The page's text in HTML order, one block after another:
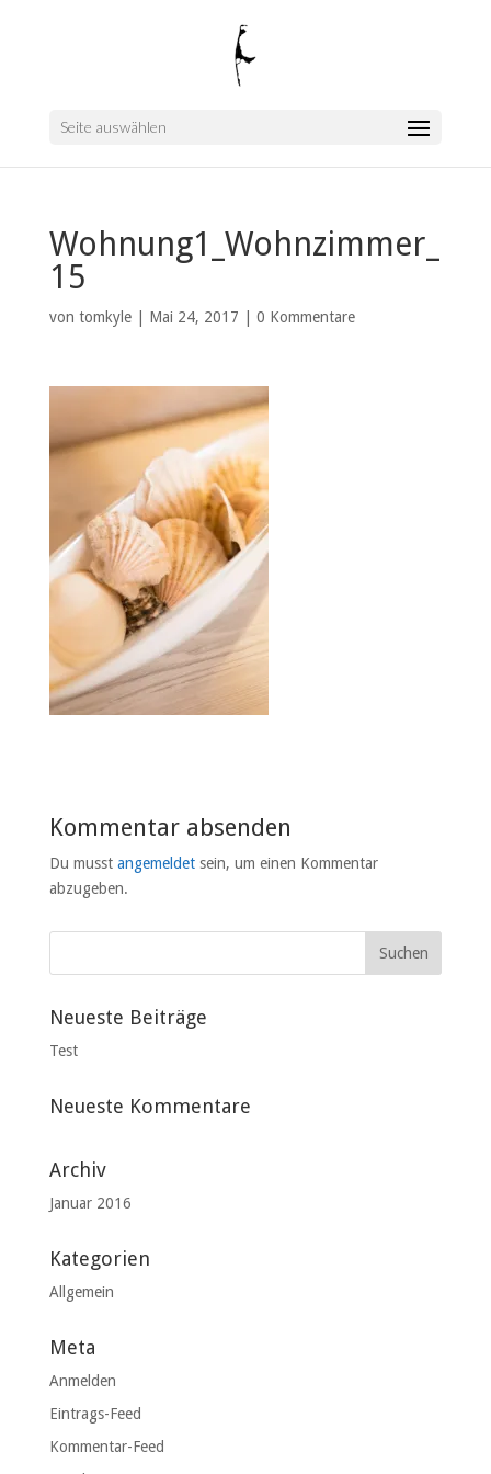
Seite auswählen
Wohnung1_Wohnzimmer_
15
von tomkyle| Mai 24, 2017 0 Kommentare
Kommentar absenden
Du musst angemeldetsein, um einen Kommentar
abzugeben.
Neueste Beiträge
Test
Neueste Kommentare
Archiv
Januar 2016
Kategorien
Allgemein
Meta
Anmelden
Eintrags-Feed
Kommentar-Feed